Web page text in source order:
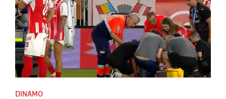
DINAMO